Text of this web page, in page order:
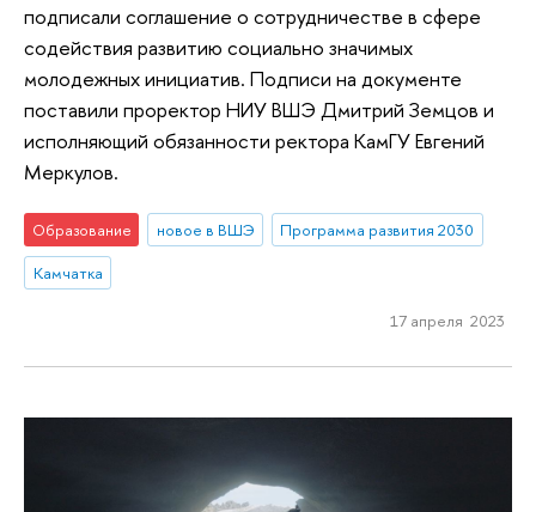
подписали соглашение о сотрудничестве в сфере
содействия развитию социально значимых
молодежных инициатив. Подписи на документе
поставили проректор НИУ ВШЭ Дмитрий Земцов и
исполняющий обязанности ректора КамГУ Евгений
Меркулов.
Образование новое в ВШЭ
Программа развития 2030
Камчатка
17 апреля 2023